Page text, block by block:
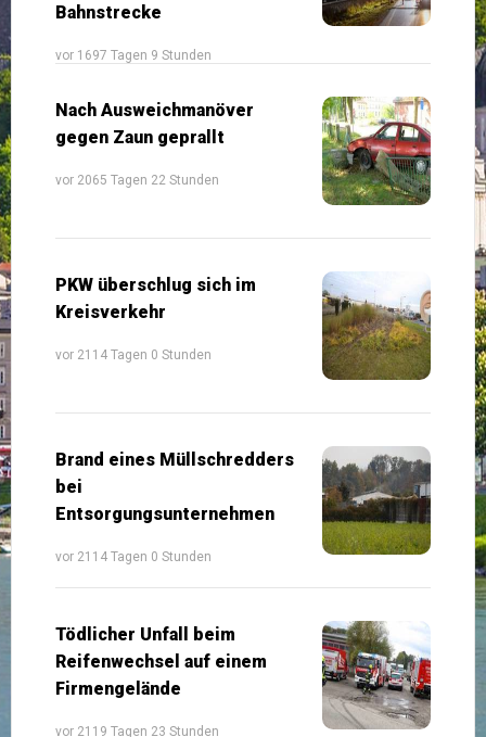
Bahnstrecke
vor 1697 Tagen 9 Stunden
Nach Ausweichmanöver
gegen Zaun geprallt
vor 2065 Tagen 22 Stunden
PKW überschlug sich im
Kreisverkehr
vor 2114 Tagen 0 Stunden
Brand eines Müllschredders
bei
Entsorgungsunternehmen
vor 2114 Tagen 0 Stunden
Tödlicher Unfall beim
Reifenwechsel auf einem
Firmengelände
vor 2119 Tagen 23 Stunden